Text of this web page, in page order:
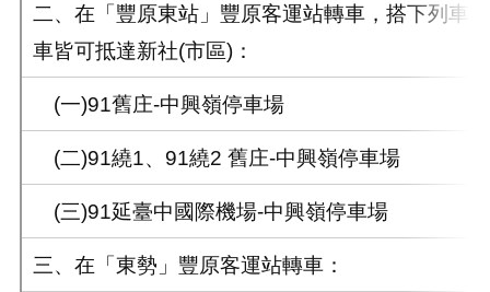
二、在「豐原東站」豐原客運站轉車， 搭下列車
車皆可抵達新社(市區)：
(一)91舊庄-中興嶺停車場
(二)91繞1、91繞2 舊庄-中興嶺停車場
(三)91延臺中國際機場-中興嶺停車場
三、在「東勢」豐原客運站轉車：